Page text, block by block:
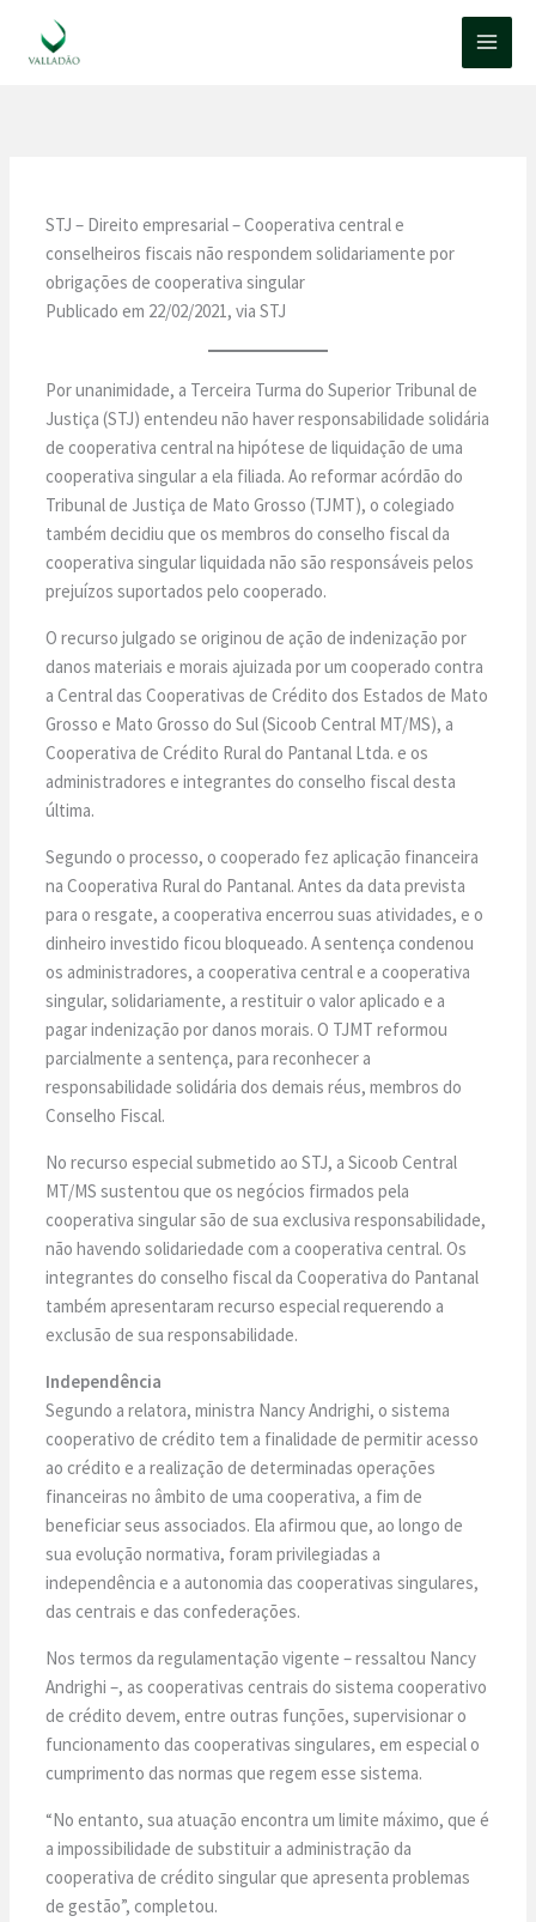
STJ – Direito empresarial – Cooperativa central e
conselheiros fiscais não respondem solidariamente por
obrigações de cooperativa singular
Publicado em 22/02/2021, via STJ
Por unanimidade, a Terceira Turma do Superior Tribunal de
Justiça (STJ) entendeu não haver responsabilidade solidária
de cooperativa central na hipótese de liquidação de uma
cooperativa singular a ela filiada. Ao reformar a​córdão do
Tribunal de Justiça de Mato Grosso (TJMT), o colegiado
também decidiu que os membros do conselho fiscal da
cooperativa singular liquidada não são responsáveis pelos
prejuízos suportados pelo cooperado.
O recurso julgado se originou de ação de indenização por
danos materiais e morais ajuizada por um cooperado contra
a Central das Cooperativas de Crédito dos Estados de Mato
Grosso e Mato Grosso do Sul (Sicoob Central MT/MS), a
Cooperativa de Crédito Rural do Pantanal Ltda. e os
administradores e integrantes do conselho fiscal desta
última.
Segundo o processo, o cooperado fez aplicação financeira
na Cooperativa Rural do Pantanal. Antes da data prevista
para o resgate, a cooperativa encerrou suas atividades, e o
dinheiro investido ficou bloqueado. A sentença condenou
os administradores, a cooperativa central e a cooperativa
singular, solidariamente, a restituir o valor aplicado e a
pagar indenização por danos morais. O TJMT reformou
parcialmente a sentença, para reconhecer a
responsabilidade solidária dos demais réus, membros do
Conselho Fiscal.
No recurso especial submetido ao STJ, a Sicoob Central
MT/MS sustentou que os negócios firmados pela
cooperativa singular são de sua exclusiva responsabilidade,
não havendo solidariedade com a cooperativa central. Os
integrantes do conselho fiscal da Cooperativa do Pantanal
também apresentaram recurso especial requerendo a
exclusão de sua responsabilidade.
Independência
Segundo a relatora, ministra Nancy Andrighi, o sistema
cooperativo de crédito tem a finalidade de permitir acesso
ao crédito e a realização de determinadas operações
financeiras no âmbito de uma cooperativa, a fim de
beneficiar seus associados. Ela afirmou que, ao longo de
sua evolução normativa, foram privilegiadas a
independência e a autonomia das cooperativas singulares,
das centrais e das confederações.
Nos termos da regulamentação vigente – ressaltou Nancy
Andrighi –, as cooperativas centrais do sistema cooperativo
de crédito devem, entre outras funções, supervisionar o
funcionamento das cooperativas singulares, em especial o
cumprimento das normas que regem esse sistema.
“No entanto, sua atuação encontra um limite máximo, que é
a impossibilidade de substituir a administração da
cooperativa de crédito singular que apresenta problemas
de gestão”, completou.